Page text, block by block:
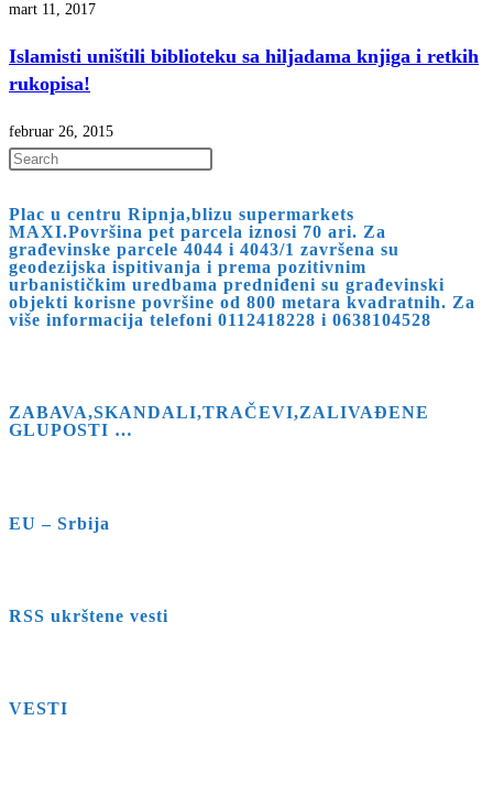
mart 11, 2017
Islamisti uništili biblioteku sa hiljadama knjiga i retkih
rukopisa!
februar 26, 2015
to
close
the
search
panel.
Plac u centru Ripnja,blizu supermarkets
MAXI.Površina pet parcela iznosi 70 ari. Za
građevinske parcele 4044 i 4043/1 završena su
geodezijska ispitivanja i prema pozitivnim
urbanističkim uredbama predniđeni su građevinski
objekti korisne površine od 800 metara kvadratnih. Za
više informacija telefoni 0112418228 i 0638104528
ZABAVA,SKANDALI,TRAČEVI,ZALIVAĐENE
GLUPOSTI …
EU – Srbija
RSS ukrštene vesti
VESTI